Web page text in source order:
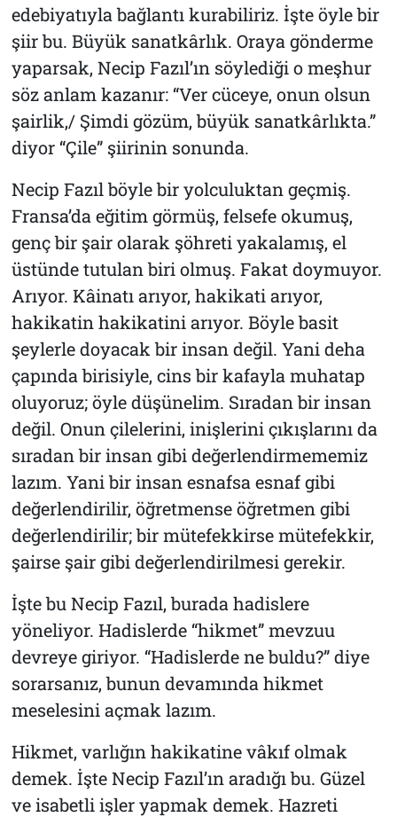
edebiyatıyla bağlantı kurabiliriz. İşte öyle bir
şiir bu. Büyük sanatkârlık. Oraya gönderme
yaparsak, Necip Fazıl’ın söylediği o meşhur
söz anlam kazanır: “Ver cüceye, onun olsun
şairlik,/ Şimdi gözüm, büyük sanatkârlıkta.”
diyor “Çile”şiirinin sonunda.
Necip Fazıl böyle bir yolculuktan geçmiş.
Fransa’da eğitim görmüş, felsefe okumuş,
genç bir şair olarak şöhreti yakalamış, el
üstünde tutulan biri olmuş. Fakat doymuyor.
Arıyor. Kâinatı arıyor, hakikati arıyor,
hakikatin hakikatini arıyor. Böyle basit
şeylerle doyacak bir insan değil. Yani deha
çapında birisiyle, cins bir kafayla muhatap
oluyoruz; öyle düşünelim. Sıradan bir insan
değil. Onun çilelerini, inişlerini çıkışlarını da
sıradan bir insan gibi değerlendirmememiz
lazım. Yani bir insan esnafsa esnaf gibi
değerlendirilir, öğretmense öğretmen gibi
değerlendirilir; bir mütefekkirse mütefekkir,
şairse şair gibi değerlendirilmesi gerekir.
İşte bu Necip Fazıl, burada hadislere
yöneliyor. Hadislerde “hikmet” mevzuu
devreye giriyor. “Hadislerde ne buldu?” diye
sorarsanız, bunun devamında hikmet
meselesini açmak lazım.
Hikmet, varlığın hakikatine vâkıf olmak
demek. İşte Necip Fazıl’ın aradığı bu. Güzel
ve isabetli işler yapmak demek. Hazreti